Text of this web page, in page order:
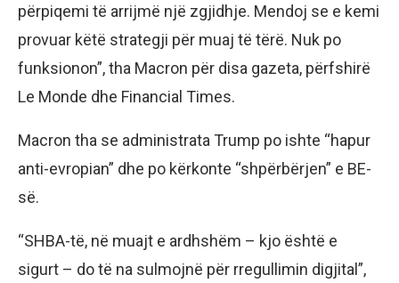
përpiqemi të arrijmë një zgjidhje. Mendoj se e kemi
provuar këtë strategji për muaj të tërë. Nuk po
funksionon”, tha Macron për disa gazeta, përfshirë
Le Monde dhe Financial Times.
Macron tha se administrata Trump po ishte “hapur
anti-evropian” dhe po kërkonte “shpërbërjen” e BE-
së.
“SHBA-të, në muajt e ardhshëm – kjo është e
sigurt – do të na sulmojnë për rregullimin digjital”,